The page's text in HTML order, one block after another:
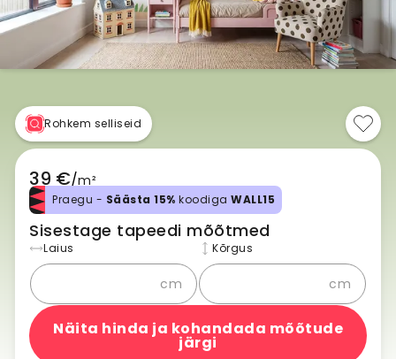
Rohkem selliseid
39 €/m²
Praegu - Säästa 15% koodiga WALL15
Sisestage tapeedi mõõtmed
Laius
cm
Kõrgus
cm
Näita hinda ja kohandada mõõtude
järgi